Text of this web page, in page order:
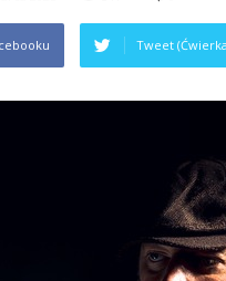
na
Tweet